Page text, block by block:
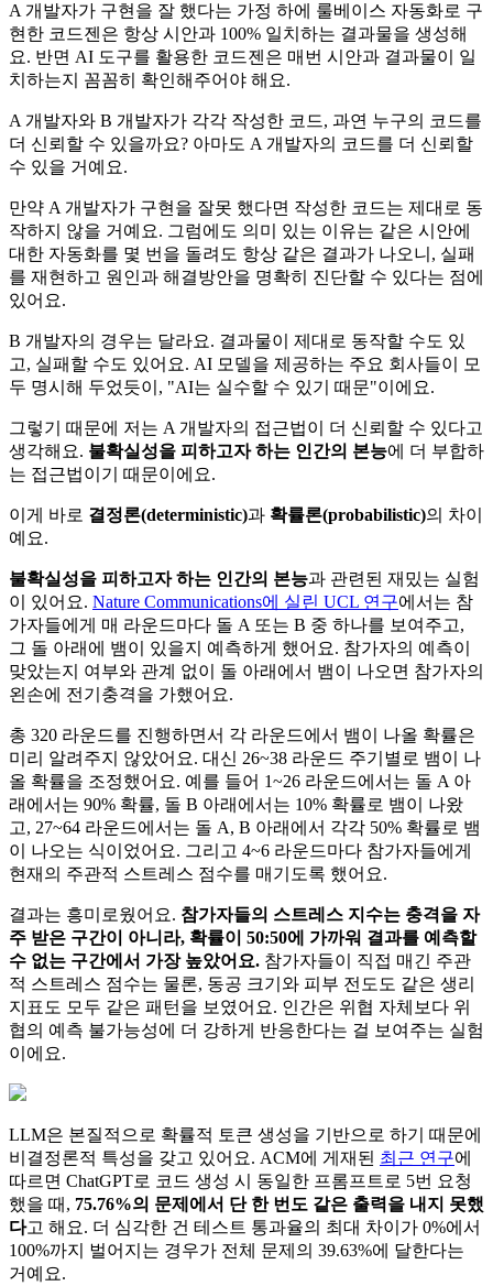
A 개발자가 구현을 잘 했다는 가정 하에 룰베이스 자동화로 구
현한 코드젠은 항상 시안과 100% 일치하는 결과물을 생성해
요. 반면 AI 도구를 활용한 코드젠은 매번 시안과 결과물이 일
치하는지 꼼꼼히 확인해주어야 해요.
A 개발자와 B 개발자가 각각 작성한 코드, 과연 누구의 코드를
더 신뢰할 수 있을까요? 아마도 A 개발자의 코드를 더 신뢰할
수 있을 거예요.
만약 A 개발자가 구현을 잘못 했다면 작성한 코드는 제대로 동
작하지 않을 거예요. 그럼에도 의미 있는 이유는 같은 시안에
대한 자동화를 몇 번을 돌려도 항상 같은 결과가 나오니, 실패
를 재현하고 원인과 해결방안을 명확히 진단할 수 있다는 점에
있어요.
B 개발자의 경우는 달라요. 결과물이 제대로 동작할 수도 있
고, 실패할 수도 있어요. AI 모델을 제공하는 주요 회사들이 모
두 명시해 두었듯이, "AI는 실수할 수 있기 때문"이에요.
그렇기 때문에 저는 A 개발자의 접근법이 더 신뢰할 수 있다고
생각해요. 불확실성을 피하고자 하는 인간의 본능에 더 부합하
는 접근법이기 때문이에요.
이게 바로 결정론(deterministic)과 확률론(probabilistic)의 차이
예요.
불확실성을 피하고자 하는 인간의 본능과 관련된 재밌는 실험
이 있어요. Nature Communications에 실린 UCL 연구에서는 참
가자들에게 매 라운드마다 돌 A 또는 B 중 하나를 보여주고,
그 돌 아래에 뱀이 있을지 예측하게 했어요. 참가자의 예측이
맞았는지 여부와 관계 없이 돌 아래에서 뱀이 나오면 참가자의
왼손에 전기충격을 가했어요.
총 320 라운드를 진행하면서 각 라운드에서 뱀이 나올 확률은
미리 알려주지 않았어요. 대신 26~38 라운드 주기별로 뱀이 나
올 확률을 조정했어요. 예를 들어 1~26 라운드에서는 돌 A 아
래에서는 90% 확률, 돌 B 아래에서는 10% 확률로 뱀이 나왔
고, 27~64 라운드에서는 돌 A, B 아래에서 각각 50% 확률로 뱀
이 나오는 식이었어요. 그리고 4~6 라운드마다 참가자들에게
현재의 주관적 스트레스 점수를 매기도록 했어요.
결과는 흥미로웠어요. 참가자들의 스트레스 지수는 충격을 자
주 받은 구간이 아니라, 확률이 50:50에 가까워 결과를 예측할
수 없는 구간에서 가장 높았어요. 참가자들이 직접 매긴 주관
적 스트레스 점수는 물론, 동공 크기와 피부 전도도 같은 생리
지표도 모두 같은 패턴을 보였어요. 인간은 위협 자체보다 위
협의 예측 불가능성에 더 강하게 반응한다는 걸 보여주는 실험
이에요.
LLM은 본질적으로 확률적 토큰 생성을 기반으로 하기 때문에
비결정론적 특성을 갖고 있어요. ACM에 게재된 최근 연구에
따르면 ChatGPT로 코드 생성 시 동일한 프롬프트로 5번 요청
했을 때, 75.76%의 문제에서 단 한 번도 같은 출력을 내지 못했
다고 해요. 더 심각한 건 테스트 통과율의 최대 차이가 0%에서
100%까지 벌어지는 경우가 전체 문제의 39.63%에 달한다는
거예요.